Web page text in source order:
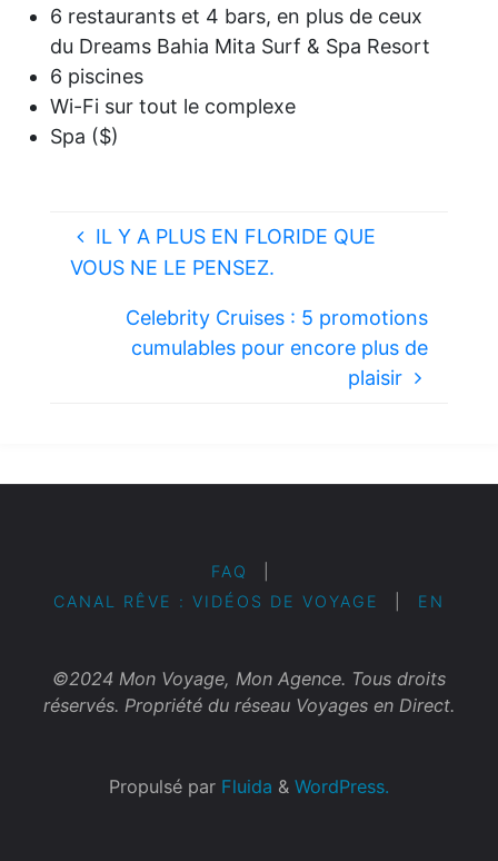
6 restaurants et 4 bars, en plus de ceux
du Dreams Bahia Mita Surf & Spa Resort
6 piscines
Wi-Fi sur tout le complexe
Spa ($)
IL Y A PLUS EN FLORIDE QUE
VOUS NE LE PENSEZ.
Celebrity Cruises : 5 promotions
cumulables pour encore plus de
plaisir
FAQ
CANAL RÊVE : VIDÉOS DE VOYAGE
EN
©2024 Mon Voyage, Mon Agence. Tous droits
réservés. Propriété du réseau Voyages en Direct.
Propulsé par Fluida & WordPress.